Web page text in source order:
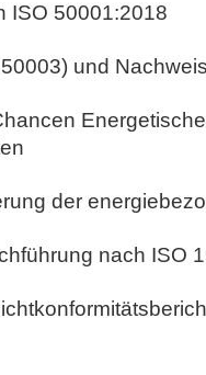
ISO 50001:2018
und
der
nach ISO